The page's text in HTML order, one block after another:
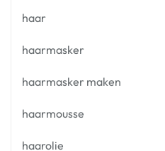
haar
haarmasker
haarmasker maken
haarmousse
haarolie